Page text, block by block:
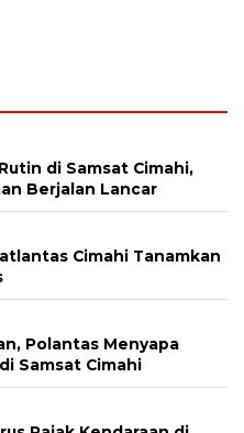
di Samsat Cimahi,
Berjalan Lancar
Cimahi Tanamkan
Polantas Menyapa
Samsat Cimahi